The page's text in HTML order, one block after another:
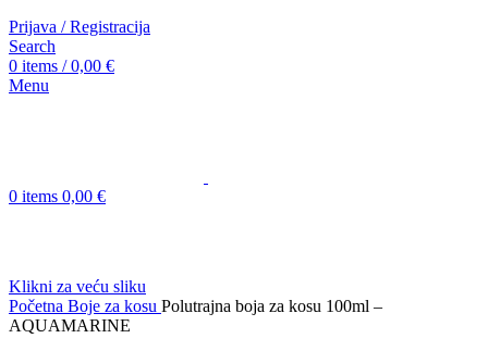
Prijava / Registracija
Search
0 items / 0,00 €
Menu
0 items 0,00 €
Klikni za veću sliku
Početna Boje za kosu Polutrajna boja za kosu 100ml –
AQUAMARINE